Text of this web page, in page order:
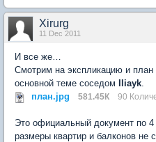
Xirurg
11 Dec 2011
И все же…
Смотрим на экспликацию и
основной теме соседом
Iliayk.
план.jpg
581.45К 90
Это официальный документ по
размеры квартир и балконов не